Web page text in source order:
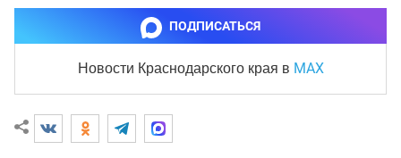
ПОДПИСАТЬСЯ
Новости Краснодарского края в MAX